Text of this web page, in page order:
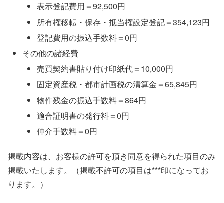
表示登記費用＝92,500円
所有権移転・保存・抵当権設定登記＝354,123円
登記費用の振込手数料＝0円
その他の諸経費
売買契約書貼り付け印紙代＝10,000円
固定資産税・都市計画税の清算金＝65,845円
物件残金の振込手数料＝864円
適合証明書の発行料＝0円
仲介手数料＝0円
掲載内容は、お客様の許可を頂き同意を得られた項目のみ
掲載いたします。（掲載不許可の項目は***印になってお
ります。）